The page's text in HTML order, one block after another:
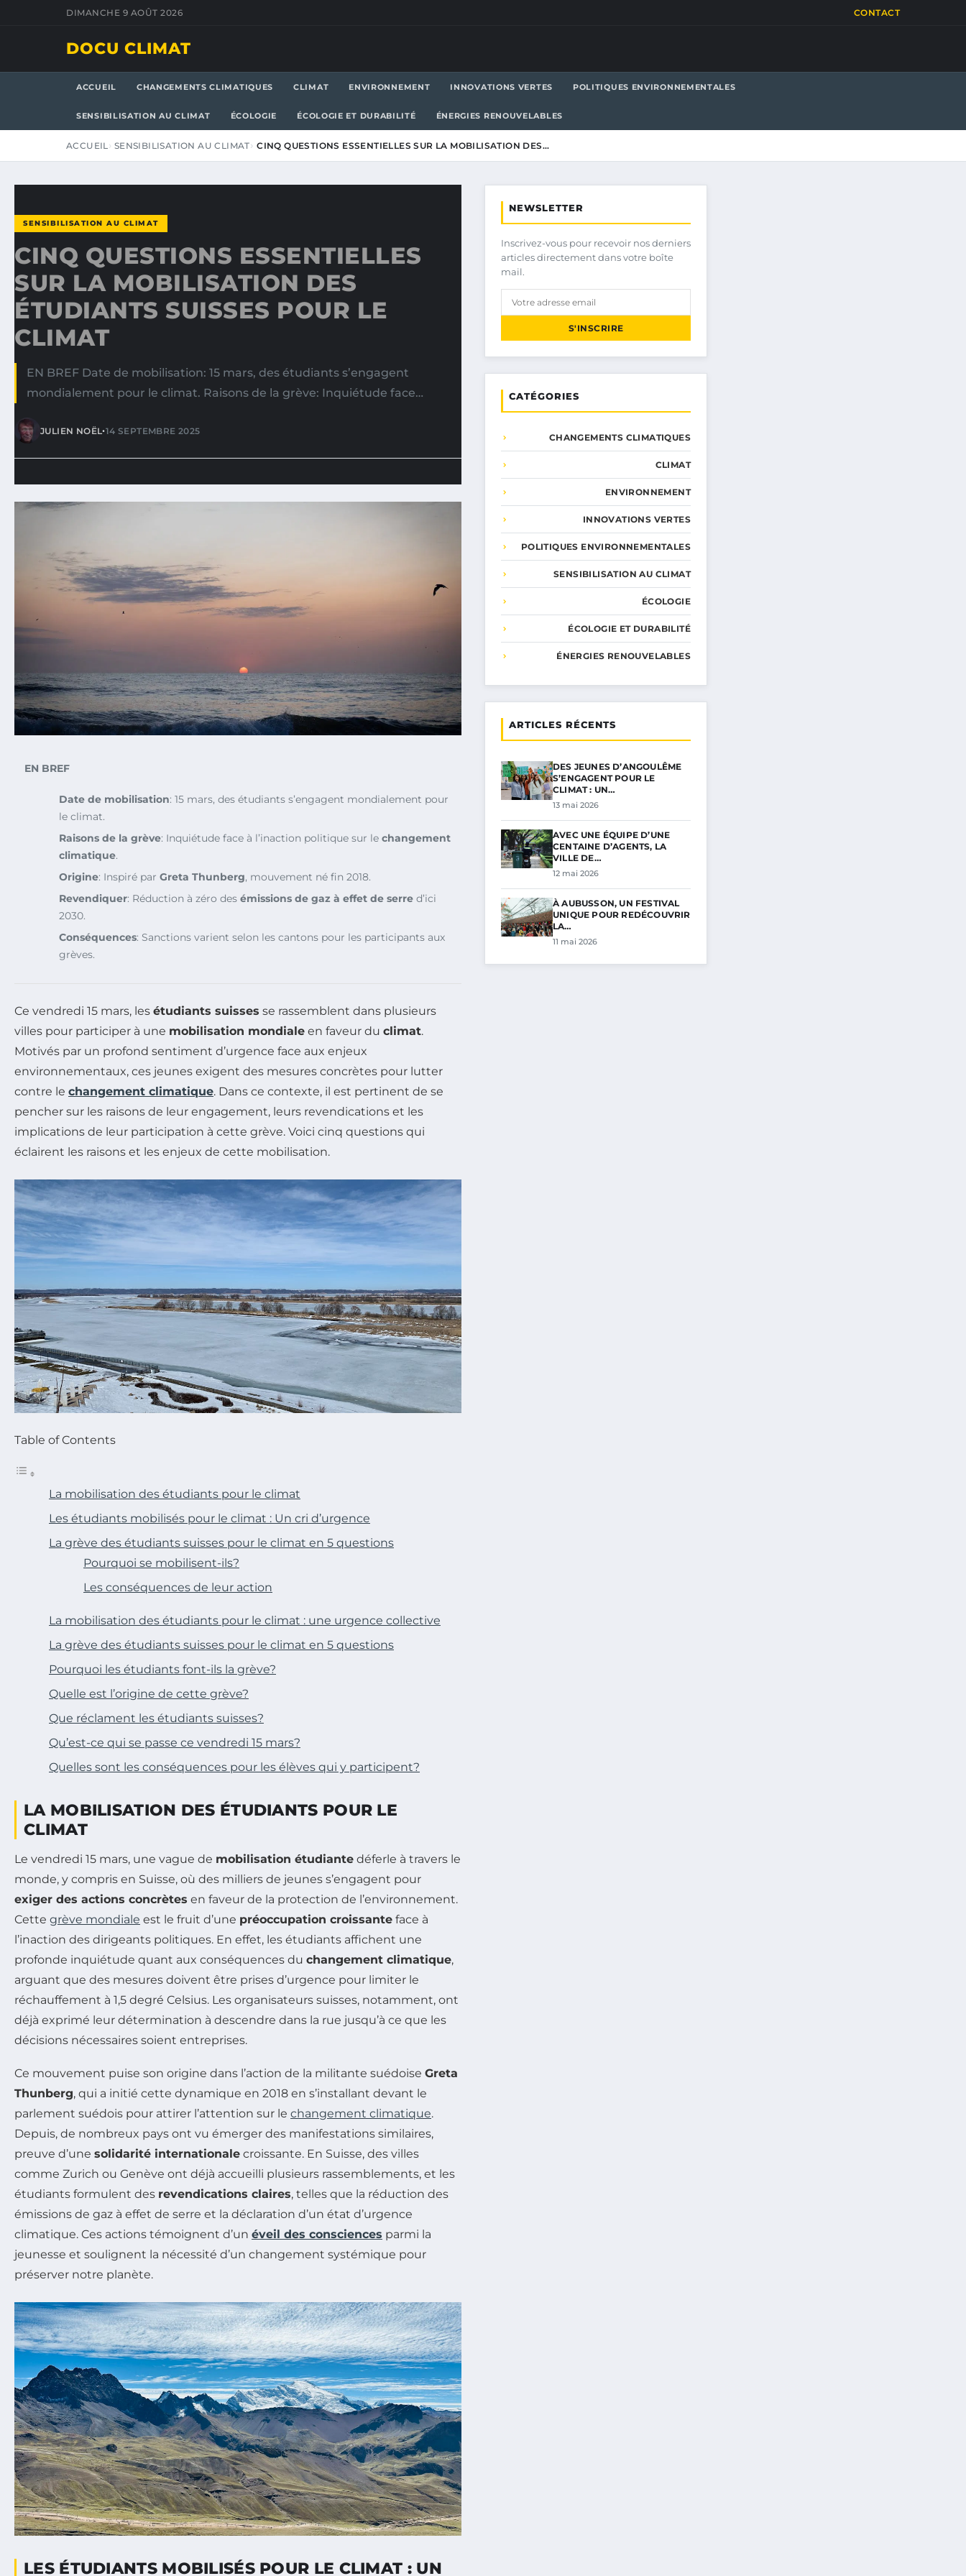
DIMANCHE 9 AOÛT 2026 CONTACT
DOCU CLIMAT
ACCUEIL CHANGEMENTS CLIMATIQUES CLIMAT ENVIRONNEMENT INNOVATIONS VERTES POLITIQUES ENVIRONNEMENTALES
SENSIBILISATION AU CLIMAT ÉCOLOGIE ÉCOLOGIE ET DURABILITÉ ÉNERGIES RENOUVELABLES
ACCUEIL SENSIBILISATION AU CLIMAT CINQ QUESTIONS ESSENTIELLES SUR LA MOBILISATION DES…
SENSIBILISATION AU CLIMAT
CINQ QUESTIONS ESSENTIELLES
SUR LA MOBILISATION DES
ÉTUDIANTS SUISSES POUR LE
CLIMAT
EN BREF Date de mobilisation: 15 mars, des étudiants s’engagent
mondialement pour le climat. Raisons de la grève: Inquiétude face…
JULIEN NOËL•14 SEPTEMBRE 2025
EN BREF
Date de mobilisation: 15 mars, des étudiants s’engagent mondialement pour
le climat.
Raisons de la grève: Inquiétude face à l’inaction politique sur le changement
climatique.
Origine: Inspiré par Greta Thunberg, mouvement né fin 2018.
Revendiquer: Réduction à zéro des émissions de gaz à effet de serre d’ici
2030.
Conséquences: Sanctions varient selon les cantons pour les participants aux
grèves.
Ce vendredi 15 mars, les étudiants suisses se rassemblent dans plusieurs
villes pour participer à une mobilisation mondiale en faveur du climat.
Motivés par un profond sentiment d’urgence face aux enjeux
environnementaux, ces jeunes exigent des mesures concrètes pour lutter
contre le changement climatique. Dans ce contexte, il est pertinent de se
pencher sur les raisons de leur engagement, leurs revendications et les
implications de leur participation à cette grève. Voici cinq questions qui
éclairent les raisons et les enjeux de cette mobilisation.
Table of Contents
La mobilisation des étudiants pour le climat
Les étudiants mobilisés pour le climat : Un cri d’urgence
La grève des étudiants suisses pour le climat en 5 questions
Pourquoi se mobilisent-ils?
Les conséquences de leur action
La mobilisation des étudiants pour le climat : une urgence collective
La grève des étudiants suisses pour le climat en 5 questions
Pourquoi les étudiants font-ils la grève?
Quelle est l’origine de cette grève?
Que réclament les étudiants suisses?
Qu’est-ce qui se passe ce vendredi 15 mars?
Quelles sont les conséquences pour les élèves qui y participent?
LA MOBILISATION DES ÉTUDIANTS POUR LE
CLIMAT
Le vendredi 15 mars, une vague de mobilisation étudiante déferle à travers le
monde, y compris en Suisse, où des milliers de jeunes s’engagent pour
exiger des actions concrètes en faveur de la protection de l’environnement.
Cette grève mondiale est le fruit d’une préoccupation croissante face à
l’inaction des dirigeants politiques. En effet, les étudiants affichent une
profonde inquiétude quant aux conséquences du changement climatique,
arguant que des mesures doivent être prises d’urgence pour limiter le
réchauffement à 1,5 degré Celsius. Les organisateurs suisses, notamment, ont
déjà exprimé leur détermination à descendre dans la rue jusqu’à ce que les
décisions nécessaires soient entreprises.
Ce mouvement puise son origine dans l’action de la militante suédoise Greta
Thunberg, qui a initié cette dynamique en 2018 en s’installant devant le
parlement suédois pour attirer l’attention sur le changement climatique.
Depuis, de nombreux pays ont vu émerger des manifestations similaires,
preuve d’une solidarité internationale croissante. En Suisse, des villes
comme Zurich ou Genève ont déjà accueilli plusieurs rassemblements, et les
étudiants formulent des revendications claires, telles que la réduction des
émissions de gaz à effet de serre et la déclaration d’un état d’urgence
climatique. Ces actions témoignent d’un éveil des consciences parmi la
jeunesse et soulignent la nécessité d’un changement systémique pour
préserver notre planète.
LES ÉTUDIANTS MOBILISÉS POUR LE CLIMAT : UN
NEWSLETTER
Inscrivez-vous pour recevoir nos derniers
articles directement dans votre boîte
mail.
S'INSCRIRE
CATÉGORIES
CHANGEMENTS CLIMATIQUES
CLIMAT
ENVIRONNEMENT
INNOVATIONS VERTES
POLITIQUES ENVIRONNEMENTALES
SENSIBILISATION AU CLIMAT
ÉCOLOGIE
ÉCOLOGIE ET DURABILITÉ
ÉNERGIES RENOUVELABLES
ARTICLES RÉCENTS
DES JEUNES D’ANGOULÊME
S’ENGAGENT POUR LE
CLIMAT : UN…
13 mai 2026
AVEC UNE ÉQUIPE D’UNE
CENTAINE D’AGENTS, LA
VILLE DE…
12 mai 2026
À AUBUSSON, UN FESTIVAL
UNIQUE POUR REDÉCOUVRIR
LA…
11 mai 2026